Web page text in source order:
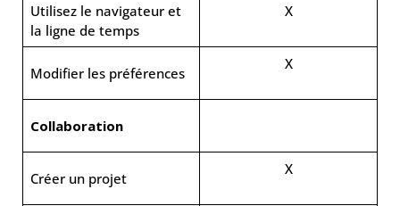
Utilisez le navigateur et
la ligne de temps
X
Modifier les préférences
X
Collaboration
Créer un projet
X